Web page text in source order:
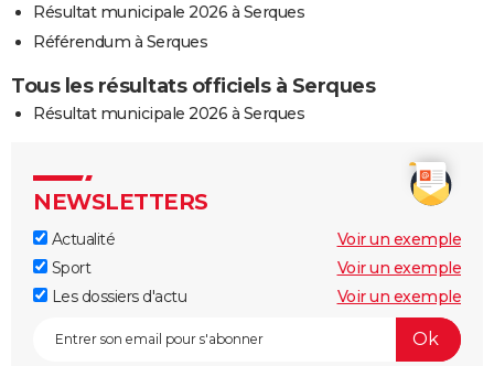
Résultat municipale 2026 à Serques
Référendum à Serques
Tous les résultats officiels à Serques
Résultat municipale 2026 à Serques
NEWSLETTERS
Actualité
Voir un exemple
Sport
Voir un exemple
Les dossiers d'actu
Voir un exemple